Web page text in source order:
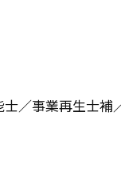
／事業再生士